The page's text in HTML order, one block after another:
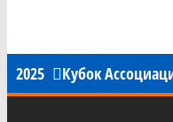
2025 Кубок